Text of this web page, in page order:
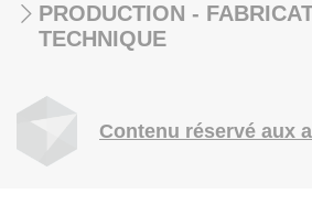
PRODUCTION -
TECHNIQUE
Contenu réservé aux